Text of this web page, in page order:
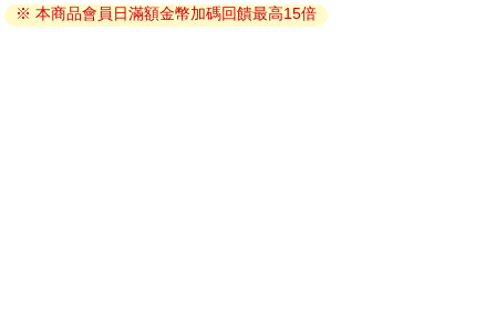
因版權保護，您在金石堂所購買的電子書僅能以金石堂專屬